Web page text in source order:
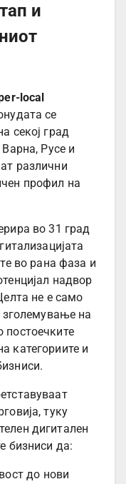
и
local
се
секој град
Русе и
различни
профил на
во 31 град
во рана фаза и
надвор
не е само
зголемување на
категориите и
туку
дигитален
бизниси да:
до нови